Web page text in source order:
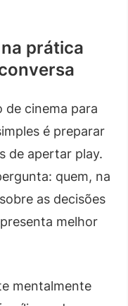
prática
de cinema para
é preparar
de apertar play.
quem, na
as decisões
melhor
mentalmente